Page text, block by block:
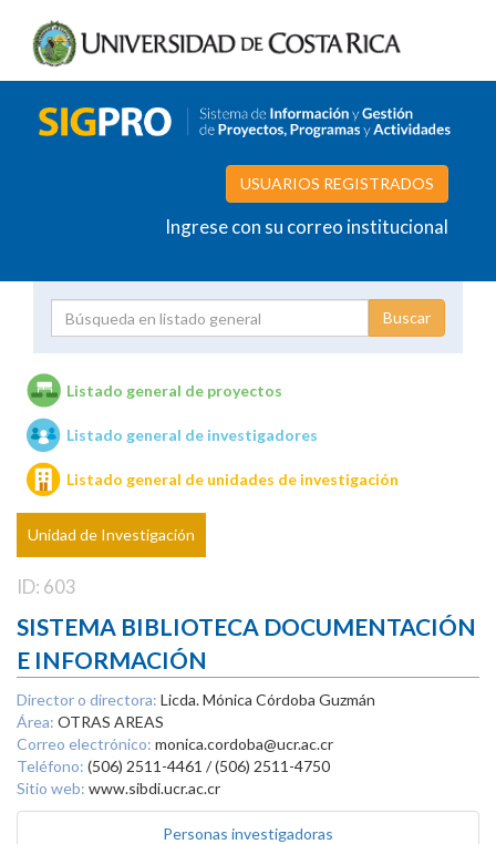
USUARIOS REGISTRADOS
Ingrese con su correo institucional
Unidades de investigación
Listado general de proyectos
Listado general de investigadores
Listado general de unidades de investigación
Unidad de Investigación
ID: 603
SISTEMA BIBLIOTECA DOCUMENTACIÓN
E INFORMACIÓN
Director o directora: Licda. Mónica Córdoba Guzmán
Área: OTRAS AREAS
Correo electrónico: monica.cordoba@ucr.ac.cr
Teléfono: (506) 2511-4461 / (506) 2511-4750
Sitio web: www.sibdi.ucr.ac.cr
Personas investigadoras